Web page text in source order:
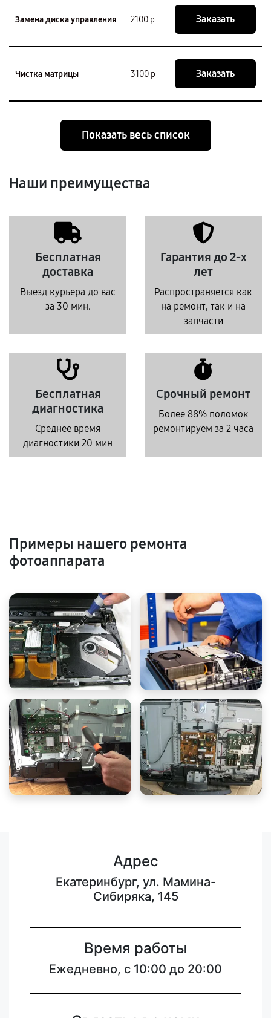
Замена диска управления 2100 р Заказать
Чистка матрицы 3100 р Заказать
Показать весь список
Наши преимущества
Бесплатная
доставка
Выезд курьера до вас
за 30 мин.
Гарантия до 2-х
лет
Распространяется как
на ремонт, так и на
запчасти
Бесплатная
диагностика
Среднее время
диагностики 20 мин
Срочный ремонт
Более 88% поломок
ремонтируем за 2 часа
Примеры нашего ремонта
фотоаппарата
Адрес
Екатеринбург, ул. Мамина-
Сибиряка, 145
Время работы
Ежедневно, с 10:00 до 20:00